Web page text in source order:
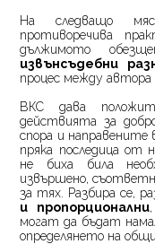
На следващо
противоречива
дължимото
извънсъдебни
процес между
ВКС дава
действията за
спора и направените
пряка последица от
не биха била
извършено,
за тях. Разбира се,
и пропорционални
могат да бъдат
определянето на